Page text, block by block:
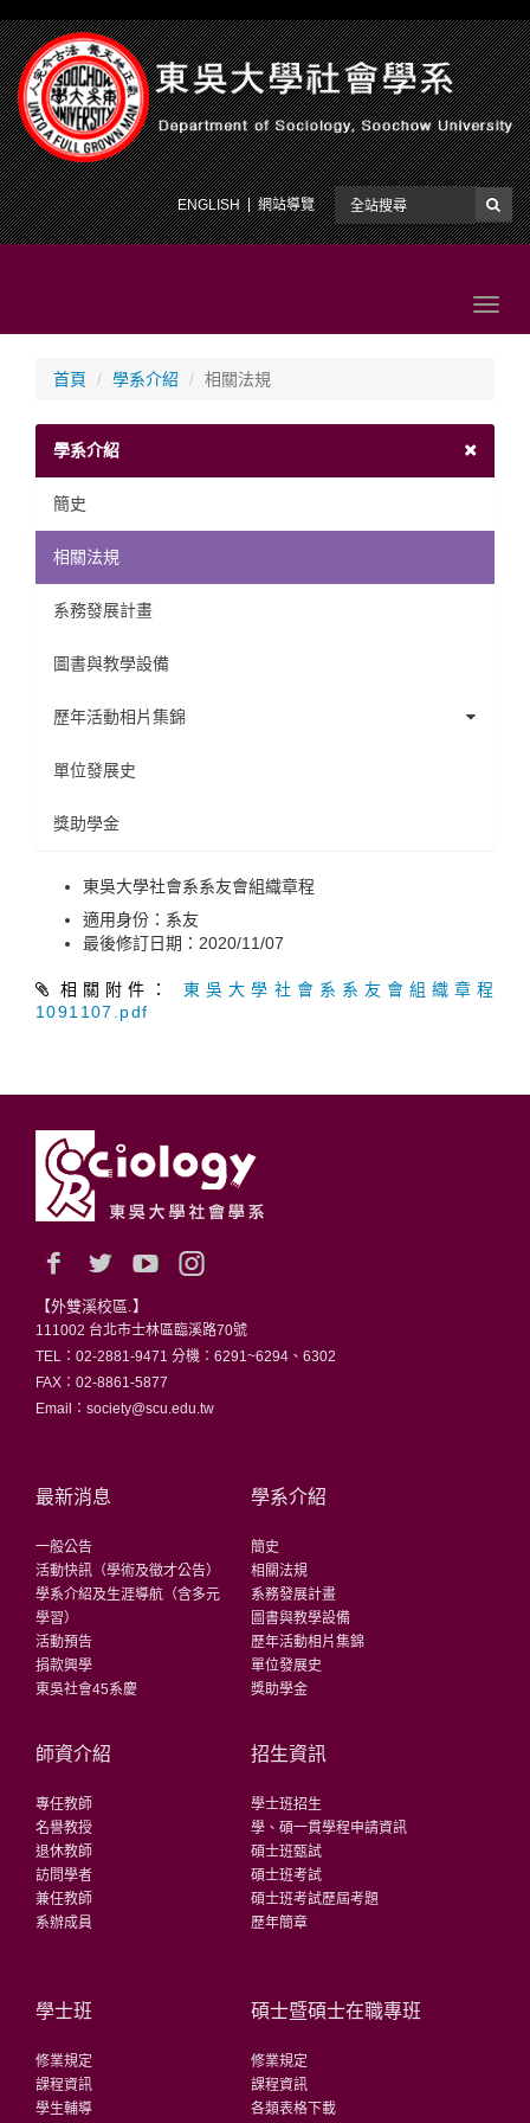
ENGLISH 網站導覽
首頁 學系介紹 相關法規
學系介紹
簡史
相關法規
系務發展計畫
圖書與教學設備
歷年活動相片集錦
45週年系慶
教師相關
勉齋社會論壇
系友講座
國際學術交流
其他
單位發展史
獎助學金
東吳大學社會系系友會組織章程
適用身份： 系友
最後修訂日期： 2020/11/07
相關附件： 東吳大學社會系系友會組織章程
1091107.pdf
【外雙溪校區.】
111002 台北市士林區臨溪路70號
TEL：02-2881-9471 分機：6291~6294、6302
FAX：02-8861-5877
Email：society@scu.edu.tw
最新消息
一般公告
活動快訊（學術及徵才公告）
學系介紹及生涯導航（含多元
學習）
活動預告
捐款興學
東吳社會45系慶
學系介紹
簡史
相關法規
系務發展計畫
圖書與教學設備
歷年活動相片集錦
單位發展史
獎助學金
師資介紹
專任教師
名譽教授
退休教師
訪問學者
兼任教師
系辦成員
招生資訊
學士班招生
學、碩一貫學程申請資訊
碩士班甄試
碩士班考試
碩士班考試歷屆考題
歷年簡章
學士班
修業規定
課程資訊
學生輔導
碩士暨碩士在職專班
修業規定
課程資訊
各類表格下載